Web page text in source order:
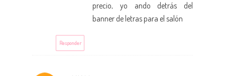
precio, yo ando detrás del
banner de letras para el salón
Responder